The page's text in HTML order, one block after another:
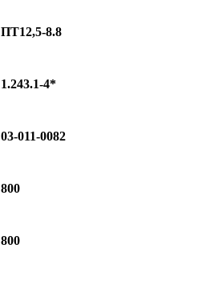
ПТ12,5-8.8
1.243.1-4*
03-011-0082
800
800